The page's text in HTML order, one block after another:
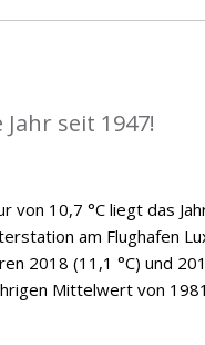
seit 1947!
von 10,7 °C liegt das
am Flughafen
2018 (11,1 °C) und
Mittelwert von